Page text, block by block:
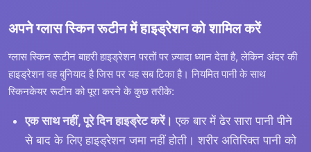
अपने ग्लास स्किन रूटीन में हाइड्रेशन को शामिल करें
ग्लास स्किन रूटीन बाहरी हाइड्रेशन परतों पर ज़्यादा ध्यान देता है, लेकिन अंदर की
हाइड्रेशन वह बुनियाद है जिस पर यह सब टिका है। नियमित पानी के साथ
स्किनकेयर रूटीन को पूरा करने के कुछ तरीके:
एक साथ नहीं, पूरे दिन हाइड्रेट करें। एक बार में ढेर सारा पानी पीने
से बाद के लिए हाइड्रेशन जमा नहीं होती। शरीर अतिरिक्त पानी को